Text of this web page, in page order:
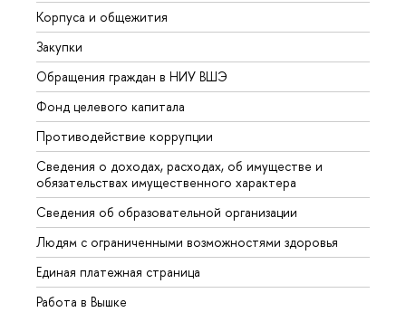
Корпуса и общежития
Закупки
Обращения граждан в НИУ ВШЭ
Фонд целевого капитала
Противодействие коррупции
Сведения о доходах, расходах, об имуществе и
обязательствах имущественного характера
Сведения об образовательной организации
Людям с ограниченными возможностями здоровья
Единая платежная страница
Работа в Вышке